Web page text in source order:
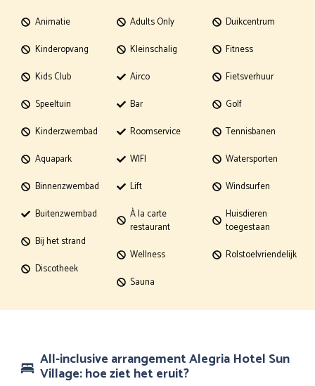
Animatie
Kinderopvang
Kids Club
Speeltuin
Kinderzwembad
Aquapark
Binnenzwembad
Buitenzwembad
Bij het strand
Discotheek
Adults Only
Kleinschalig
Airco
Bar
Roomservice
WIFI
Lift
À la carte
restaurant
Wellness
Sauna
Duikcentrum
Fitness
Fietsverhuur
Golf
Tennisbanen
Watersporten
Windsurfen
Huisdieren
toegestaan
Rolstoelvriendelijk
All-inclusive arrangement Alegria Hotel Sun
Village: hoe ziet het eruit?